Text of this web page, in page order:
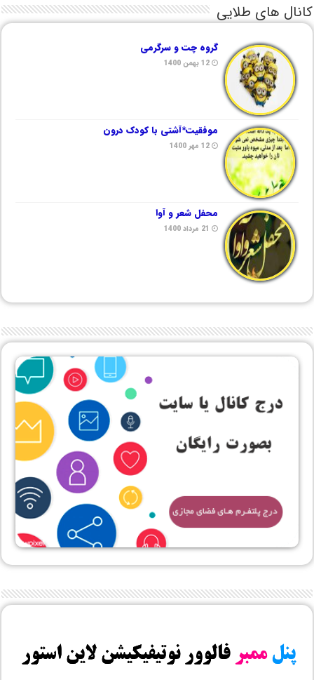
کانال های طلایی
گروه چت و سرگرمی
12 بهمن 1400
موفقیت*آشتی با کودک درون
12 مهر 1400
محفل شعر و آوا
21 مرداد 1400